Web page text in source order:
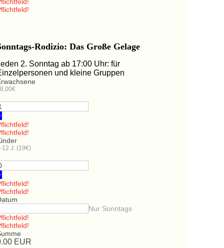
Rodizio: Das Große Gelage
2. Sonntag ab 17:00 Uhr: für
und kleine Gruppen
12 J. (19€)
Nur Sonntags
EUR